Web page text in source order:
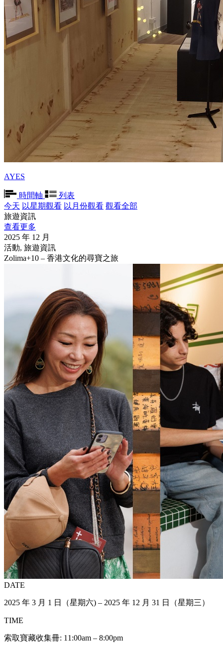
AYES
時間軸
列表
今天 以星期觀看 以月份觀看 觀看全部
旅遊資訊
查看更多
2025 年 12 月
活動, 旅遊資訊
Zolima+10 – 香港文化的尋寶之旅
DATE
2025 年 3 月 1 日（星期六) – 2025 年 12 月 31 日（星期三）
TIME
索取寶藏收集冊: 11:00am – 8:00pm